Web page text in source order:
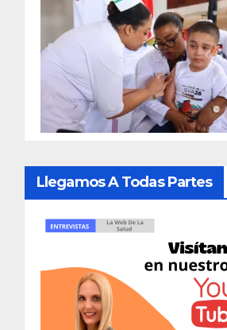
Llegamos A Todas Partes